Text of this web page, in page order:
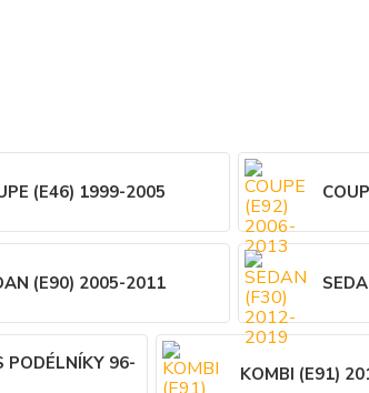
(E46) 1999-2005
(E90) 2005-2011
PODÉLNÍKY 96-
KOMBI (E91)